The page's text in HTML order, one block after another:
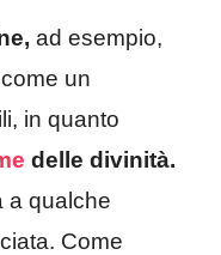
ad esempio,
un
in quanto
delle divinità.
a qualche
Come